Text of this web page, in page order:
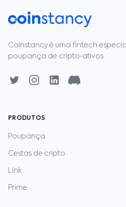
Coinstancy é uma fintech
poupança de cripto‑ativos.
PRODUTOS
Poupança
Cestas de cripto
Link
Prime